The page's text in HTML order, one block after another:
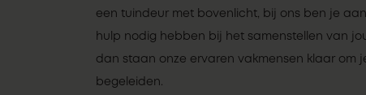
een tuindeur met bovenlicht, bij ons ben je
hulp nodig hebben bij het samenstellen van
dan staan onze ervaren vakmensen klaar om
begeleiden.